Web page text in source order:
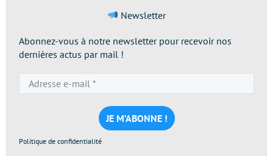
Newsletter
Abonnez-vous à notre newsletter pour recevoir nos
dernières actus par mail !
e-
mail
*
Politique de confidentialité